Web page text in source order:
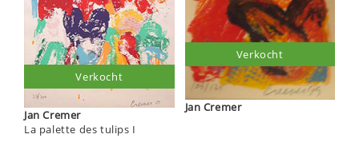
Jan Cremer
La palette des tulips I
Verkocht
Jan Cremer
Verkocht